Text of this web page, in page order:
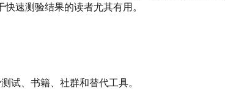
速测验结果的读者尤其有用。
试、书籍、社群和替代工具。